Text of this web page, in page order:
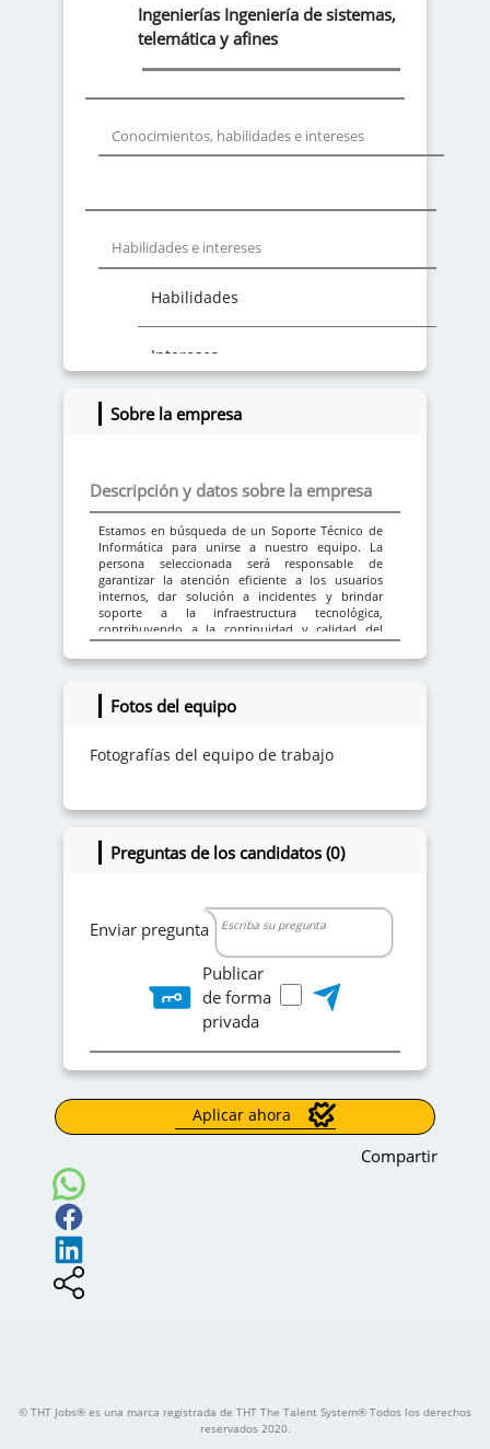
Ingenierías Ingeniería de sistemas,
telemática y afines
Conocimientos, habilidades e intereses
Habilidades e intereses
Habilidades
Intereses
Sobre la empresa
Descripción y datos sobre la empresa
Estamos en búsqueda de un Soporte Técnico de
Informática para unirse a nuestro equipo. La
persona seleccionada será responsable de
garantizar la atención eficiente a los usuarios
internos, dar solución a incidentes y brindar
soporte a la infraestructura tecnológica,
contribuyendo a la continuidad y calidad del
servicio.
-Atender y dar solución a requerimientos de
-Diagnosticar y resolver problemas relacionados
la base de conocimiento.
correcto funcionamiento.
-Escalar incidentes críticos y realizar seguimiento a
herramientas y actualizaciones tecnológicas.
Requisitos
-Profesional en Ingeniería de Sistemas,
Informática, Telecomunicaciones o afi-nes.
-Experiencia mínima de 3 a 5 años en soporte
-Conocimientos en:-Sistemas operativos Windows
gestión de tickets (OTRS, ServiceNow, Jira, etc.).
-Office 365 u otras suites de productividad.
-Contrato: Término Indefinido.
Fotos del equipo
Fotografías del equipo de trabajo
Preguntas de los candidatos (0)
Enviar pregunta
Publicar
de forma
privada
Aplicar ahora
Compartir
© THT Jobs® es una marca registrada de THT The Talent System® Todos los derechos
reservados 2020.